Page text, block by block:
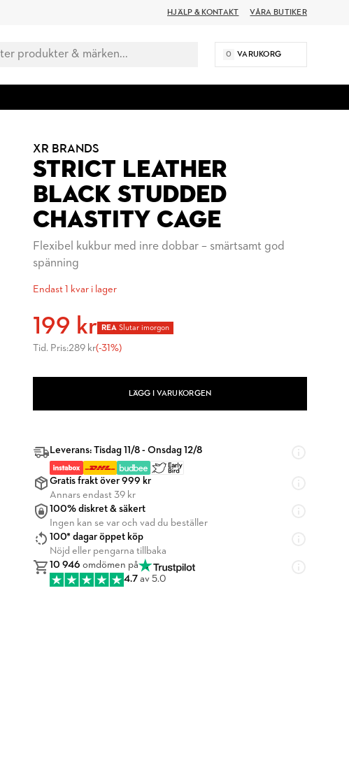
HJÄLP & KONTAKT VÅRA BUTIKER
0 VARUKORG
XR BRANDS
STRICT LEATHER
BLACK STUDDED
CHASTITY CAGE
Flexibel kukbur med inre dobbar – smärtsamt god
spänning
Endast 1 kvar i lager
199 kr REA Slutar imorgon
Tid. Pris:289 kr(-31%)
LÄGG I VARUKORGEN
Leverans: Tisdag 11/8 - Onsdag 12/8
Gratis frakt över 999 kr
Annars endast 39 kr
100% diskret & säkert
Ingen kan se var och vad du beställer
100* dagar öppet köp
Nöjd eller pengarna tillbaka
10 946 omdömen på
4.7 av 5.0